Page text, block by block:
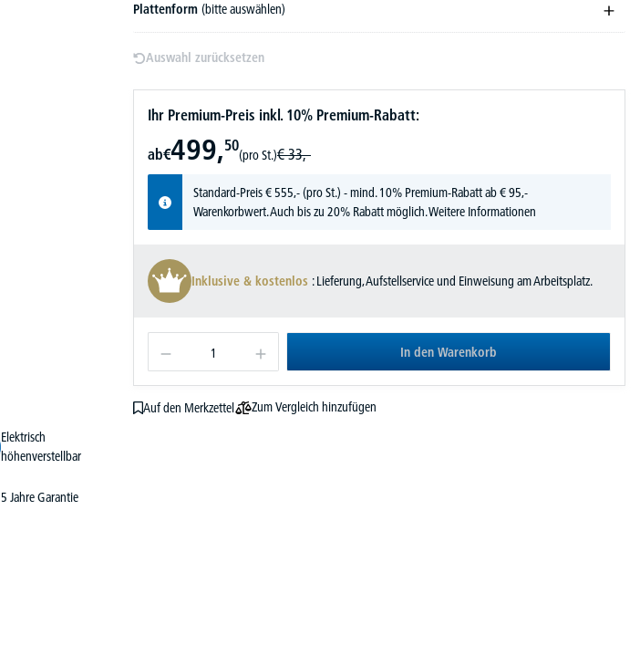
Plattenform (bitte auswählen)
Auswahl zurücksetzen
Ihr Premium-Preis inkl. 10% Premium-Rabatt:
ab€499,50
(pro St.)€ 33,-
Standard-Preis€ 555,-(pro St.) - mind. 10% Premium-Rabatt ab € 95,-
Warenkorbwert. Auch bis zu 20% Rabatt möglich.Weitere Informationen
Inklusive & kostenlos : Lieferung, Aufstellservice und Einweisung am Arbeitsplatz.
In den Warenkorb
Auf den Merkzettel
Zum Vergleich hinzufügen
Elektrisch
höhenverstellbar
5 Jahre Garantie